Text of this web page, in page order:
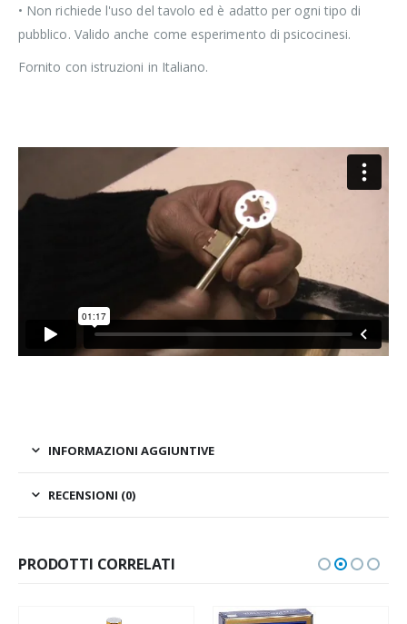
• Non richiede l'uso del tavolo ed è adatto per ogni tipo di
pubblico. Valido anche come esperimento di psicocinesi.
Fornito con istruzioni in Italiano.
INFORMAZIONI AGGIUNTIVE
RECENSIONI (0)
PRODOTTI CORRELATI